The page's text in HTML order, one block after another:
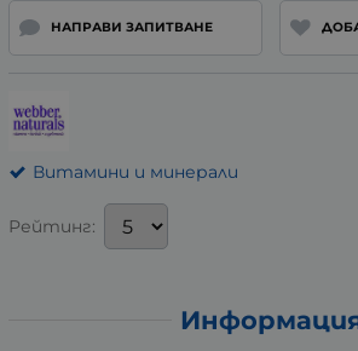
НАПРАВИ ЗАПИТВАНЕ
Витамини и минерали
Рейтинг: